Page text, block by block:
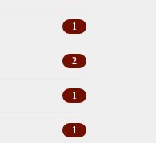
1
2
1
1